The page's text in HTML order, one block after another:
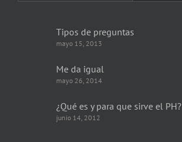
Tipos de preguntas
mayo 15, 2013
Me da igual
mayo 26, 2014
¿Qué es y para que sirve el PH?
junio 14, 2012